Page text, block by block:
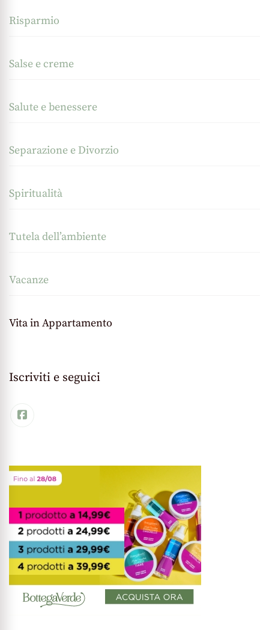
Risparmio
Salse e creme
Salute e benessere
Separazione e Divorzio
Spiritualità
Tutela dell’ambiente
Vacanze
Vita in Appartamento
Iscriviti e seguici